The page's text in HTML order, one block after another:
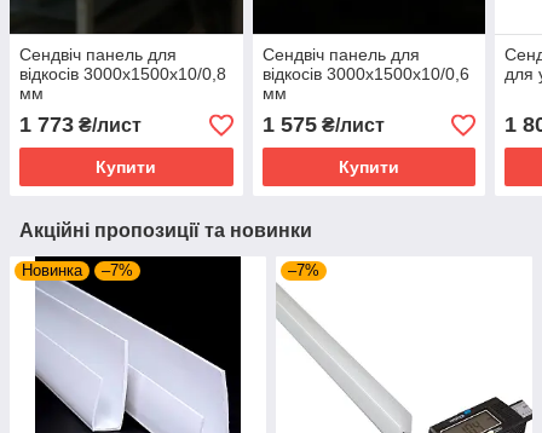
Сендвіч панель для
відкосів 3000x1500х10/0,8
мм
1 773 ₴/лист
Купити
Сендвіч панель для
відкосів 3000х1500х10/0,6
мм
1 575₴/лист
Купити
для
1
Акційні пропозиції та новинки
Новинка –7% –7%